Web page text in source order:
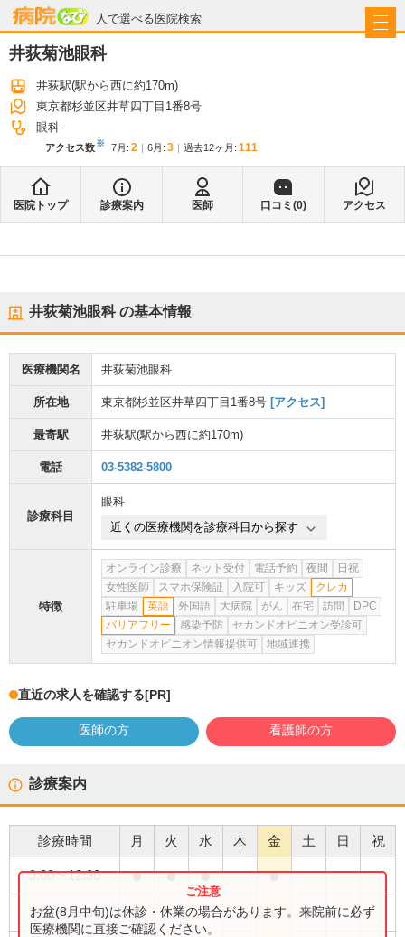
人で選べる医院検索
病院なび
井荻菊池眼科
井荻駅(駅から西に約170m)
東京都杉並区井草四丁目1番8号
眼科
アクセス数※ 7月 : 2 6月 : 3 過去12ヶ月: 111
医院トップ 診療案内 医師 口コミ(0) アクセス
井荻菊池眼科の基本情報
医療機関名 井荻菊池眼科
所在地 東京都杉並区井草四丁目1番8号 [アクセス]
最寄駅 井荻駅(駅から西に約170m)
電話 03-5382-5800
診療科目
眼科
近くの医療機関を診療科目から探す
特徴
オンライン診療 ネット受付 電話予約 夜間
日祝
女性医師
スマホ保険証 入院可 キッズ
クレカ
駐車場
英語 外国語 大病院 がん 在宅 訪問
DPC
バリアフリー
感染予防
セカンドオピニオン受診可
セカンドオピニオン情報提供可
地域連携
直近の求人を確認する[PR]
医師の方 看護師の方
診療案内
診療時間 月 火 水 木 金 土 日 祝
9:00〜12:30 ● ● ● ●
9:00〜13:30 ●
お盆(8月中旬)は休診・休業の場合があります。来院前に必ず
医療機関に直接ご確認ください。